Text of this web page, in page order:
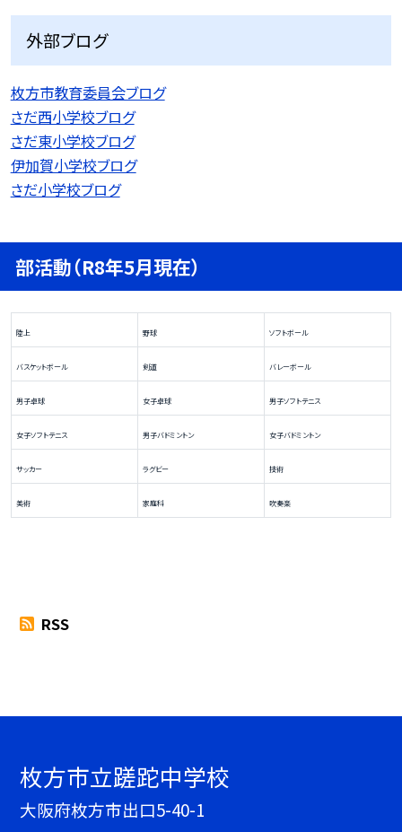
外部ブログ
枚方市教育委員会ブログ
さだ西小学校ブログ
さだ東小学校ブログ
伊加賀小学校ブログ
さだ小学校ブログ
部活動（R8年5月現在）
陸上 野球 ソフトボール
バスケットボール 剣道 バレーボール
男子卓球 女子卓球 男子ソフトテニス
女子ソフトテニス 男子バドミントン 女子バドミントン
サッカー ラグビー 技術
美術 家庭科 吹奏楽
RSS
枚方市立蹉跎中学校
大阪府枚方市出口5-40-1